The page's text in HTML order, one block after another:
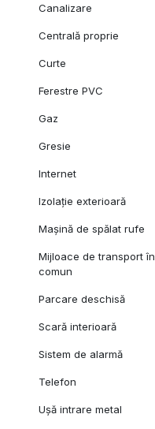
Canalizare
Centrală proprie
Curte
Ferestre PVC
Gaz
Gresie
Internet
Izolație exterioară
Mașină de spălat rufe
Mijloace de transport în
comun
Parcare deschisă
Scară interioară
Sistem de alarmă
Telefon
Ușă intrare metal